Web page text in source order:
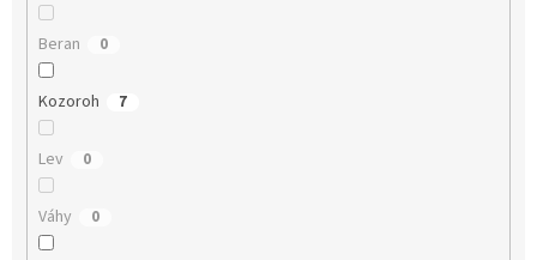
Beran 0
Kozoroh 7
Lev 0
Váhy 0